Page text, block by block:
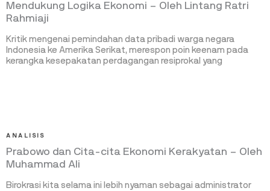
Mendukung Logika Ekonomi – Oleh Lintang Ratri
Rahmiaji
Kritik mengenai pemindahan data pribadi warga negara
Indonesia ke Amerika Serikat, merespon poin keenam pada
kerangka kesepakatan perdagangan resiprokal yang
ANALISIS
Prabowo dan Cita-cita Ekonomi Kerakyatan – Oleh
Muhammad Ali
Birokrasi kita selama ini lebih nyaman sebagai administrator